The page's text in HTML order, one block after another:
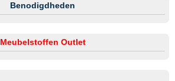
Benodigdheden
Meubelstoffen Outlet